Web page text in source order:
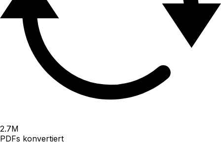
2.7M
PDFs konvertiert